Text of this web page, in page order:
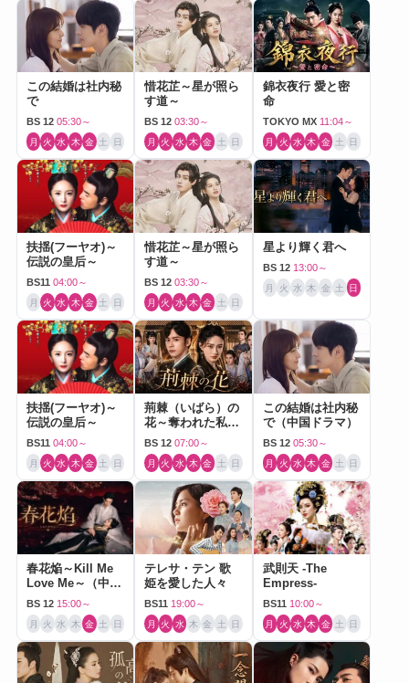
この結婚は社内秘
で
BS 12 05:30～
月 火 水 木 金 土 日
惜花芷～星が照ら
す道～
BS 12 03:30～
月 火 水 木 金 土 日
錦衣夜行 愛と密
命
TOKYO MX 11:04～
月 火 水 木 金 土 日
扶揺(フーヤオ)～
伝説の皇后～
BS11 04:00～
月 火 水 木 金 土 日
惜花芷～星が照ら
す道～
BS 12 03:30～
月 火 水 木 金 土 日
星より輝く君へ
BS 12 13:00～
月 火 水 木 金 土 日
扶揺(フーヤオ)～
伝説の皇后～
BS11 04:00～
月 火 水 木 金 土 日
荊棘（いばら）の
花～奪われた私～
（中国ドラマ）
BS 12 07:00～
月 火 水 木 金 土 日
この結婚は社内秘
で（中国ドラマ）
BS 12 05:30～
月 火 水 木 金 土 日
春花焔～Kill Me
Love Me～（中国
ドラマ）
BS 12 15:00～
月 火 水 木 金 土 日
テレサ・テン 歌
姫を愛した人々
BS11 19:00～
月 火 水 木 金 土 日
武則天 -The
Empress-
BS11 10:00～
月 火 水 木 金 土 日